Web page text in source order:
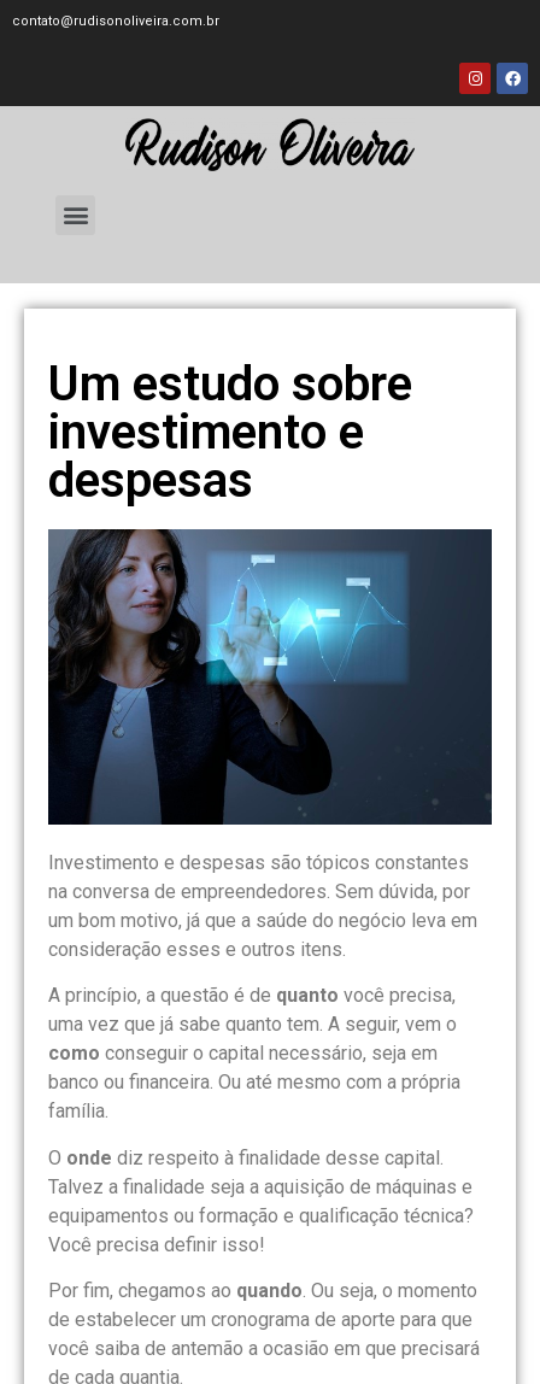
contato@rudisonoliveira.com.br
Um estudo sobre
investimento e
despesas
Investimento e despesas são tópicos constantes
na conversa de empreendedores. Sem dúvida, por
um bom motivo, já que a saúde do negócio leva em
consideração esses e outros itens.
A princípio, a questão é de quanto você precisa,
uma vez que já sabe quanto tem. A seguir, vem o
como conseguir o capital necessário, seja em
banco ou financeira. Ou até mesmo com a própria
família.
O onde diz respeito à finalidade desse capital.
Talvez a finalidade seja a aquisição de máquinas e
equipamentos ou formação e qualificação técnica?
Você precisa definir isso!
Por fim, chegamos ao quando. Ou seja, o momento
de estabelecer um cronograma de aporte para que
você saiba de antemão a ocasião em que precisará
de cada quantia.